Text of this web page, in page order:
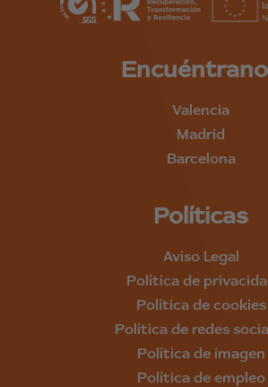
Valencia
Madrid
Barcelona
Políticas
Aviso Legal
Política de
Política de cookies
Política de redes
Política de imagen
Política de empleo